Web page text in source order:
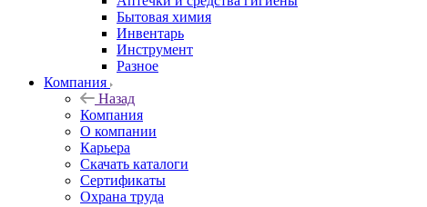
Бытовая химия
Инвентарь
Инструмент
Разное
Компания
Назад
Компания
О компании
Карьера
Cкачать каталоги
Сертификаты
Охрана труда